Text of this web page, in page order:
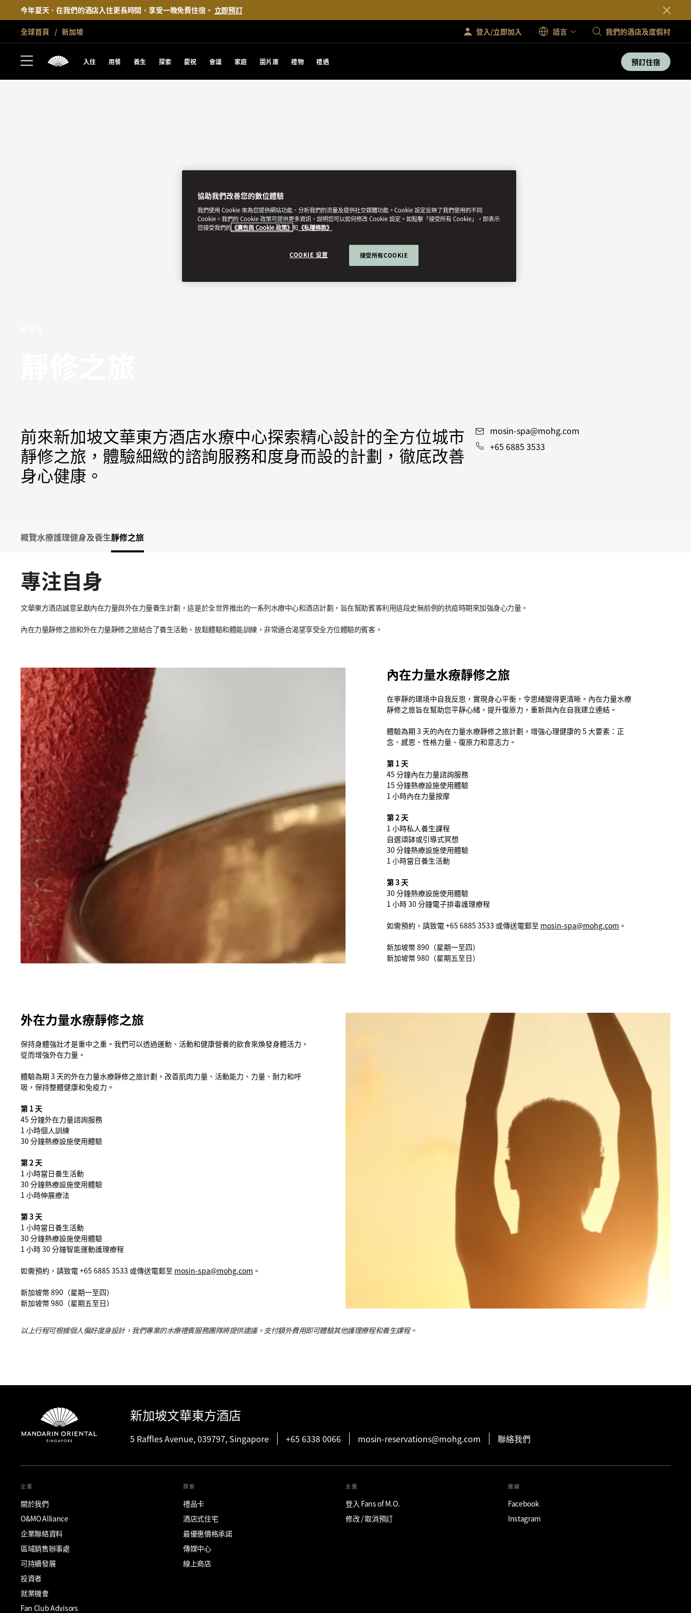
今年夏天，在我們的酒店入住更長時間，享受一晚免費住宿。 立即預訂
全球首頁 新加坡 登入/立即加入 語言 我們的酒店及度假村
入住 用餐 養生 探索 慶祝 會議 家庭 圖片庫 禮物 禮遇 預訂住宿
前來新加坡文華東方酒店水療中心探索精心設計的全方位城市
靜修之旅，體驗細緻的諮詢服務和度身而設的計劃，徹底改善
身心健康。
mosin-spa@mohg.com
+65 6885 3533
概覽水療護理健身及養生靜修之旅
專注自身
文華東方酒店誠意呈獻內在力量與外在力量養生計劃，這是於全世界推出的一系列水療中心和酒店計劃，旨在幫助賓客利用這段史無前例的抗疫時期來加強身心力量。
內在力量靜修之旅和外在力量靜修之旅結合了養生活動、放鬆體驗和體能訓練，非常適合渴望享受全方位體驗的賓客。
內在力量水療靜修之旅
在寧靜的環境中自我反思，實現身心平衡，令思緒變得更清晰。內在力量水療
靜修之旅旨在幫助您平靜心緒，提升復原力，重新與內在自我建立連結。
體驗為期 3 天的內在力量水療靜修之旅計劃，增強心理健康的 5 大要素：正
念、感恩、性格力量、復原力和意志力。
第 1 天
45 分鐘內在力量諮詢服務
15 分鐘熱療設施使用體驗
1 小時內在力量按摩
第 2 天
1 小時私人養生課程
自選頌缽或引導式冥想
30 分鐘熱療設施使用體驗
1 小時當日養生活動
第 3 天
30 分鐘熱療設施使用體驗
1 小時 30 分鐘電子排毒護理療程
如需預約，請致電 +65 6885 3533 或傳送電郵至 mosin-spa@mohg.com 。
新加坡幣 890（星期一至四）
新加坡幣 980（星期五至日）
外在力量水療靜修之旅
保持身體強壯才是重中之重。我們可以透過運動、活動和健康營養的飲食來煥發身體活力，
從而增強外在力量。
體驗為期 3 天的外在力量水療靜修之旅計劃，改善肌肉力量、活動能力、力量、耐力和呼
吸，保持整體健康和免疫力。
第 1 天
45 分鐘外在力量諮詢服務
1 小時個人訓練
30 分鐘熱療設施使用體驗
第 2 天
1 小時當日養生活動
30 分鐘熱療設施使用體驗
1 小時伸展療法
第 3 天
1 小時當日養生活動
30 分鐘熱療設施使用體驗
1 小時 30 分鐘智能運動護理療程
如需預約，請致電 +65 6885 3533 或傳送電郵至 mosin-spa@mohg.com 。
新加坡幣 890（星期一至四）
新加坡幣 980（星期五至日）
以上行程可根據個人偏好度身設計，我們專業的水療禮賓服務團隊將提供建議。支付額外費用即可體驗其他護理療程和養生課程。
新加坡文華東方酒店
5 Raffles Avenue, 039797, Singapore
+65 6338 0066 mosin-reservations@mohg.com 聯絡我們
企業
關於我們
O&MO Alliance
企業聯絡資料
區域銷售辦事處
可持續發展
投資者
就業機會
Fan Club Advisors
探索
禮品卡
酒店式住宅
最優惠價格承諾
傳媒中心
線上商店
支援
登入 Fans of M.O.
修改 / 取消預訂
連線
Facebook
Instagram
協助我們改善您的數位體驗
我們使用 Cookie 來為您提供網站功能、分析我們的流量及提供社交媒體功能。Cookie 設定反映了我們使用的不同
Cookie。我們的 Cookie 政策可提供更多資訊，說明您可以如何修改 Cookie 設定。如點擊「接受所有 Cookie」，即表示
您接受我們的 《廣告與 Cookie 政策》 和 《私隱條款》
COOKIE 设置 接受所有COOKIE